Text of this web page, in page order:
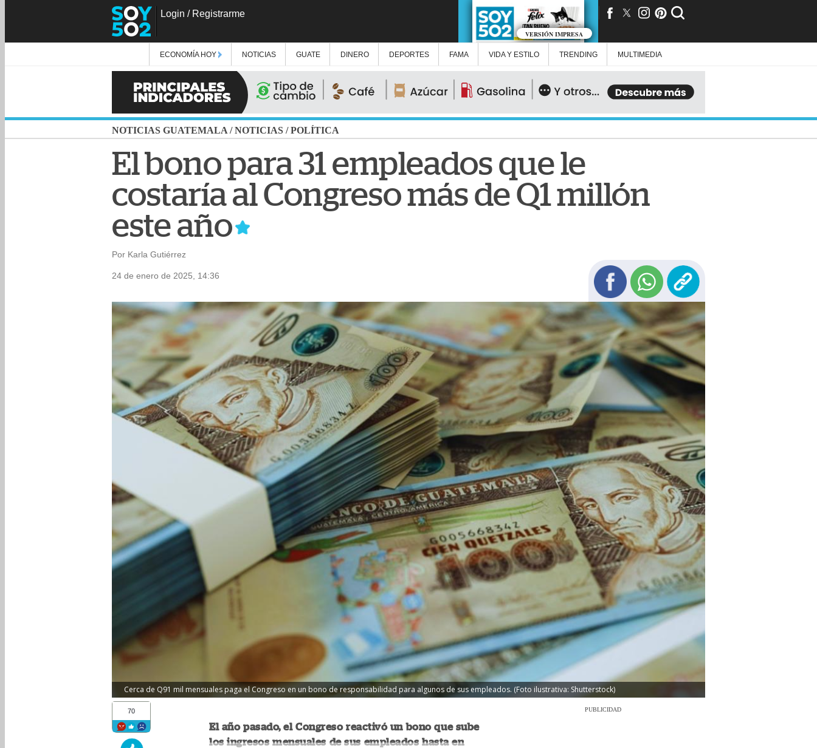
Login / Registrarme
VERSIÓN IMPRESA
ECONOMÍA HOY NOTICIAS GUATE DINERO DEPORTES FAMA VIDA Y ESTILO TRENDING MULTIMEDIA
NOTICIAS GUATEMALA /NOTICIAS /POLÍTICA
El bono para 31 empleados que le
costaría al Congreso más de Q1 millón
este año
Por Karla Gutiérrez
24 de enero de 2025, 14:36
Cerca de Q91 mil mensuales paga el Congreso en un bono de responsabilidad para algunos de sus empleados. (Foto ilustrativa: Shutterstock)
70
El año pasado, el Congreso reactivó un bono que sube
los ingresos mensuales de sus empleados hasta en
PUBLICIDAD